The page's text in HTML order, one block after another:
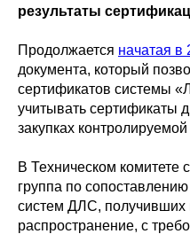
результаты
Продолжается начатая в
документа, который
сертификатов системы
учитывать сертификаты
закупках
В Техническом
группа по
систем ДЛС, получивших
распространение, с